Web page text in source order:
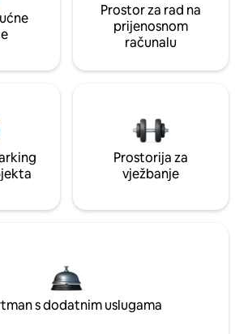
Prostor za rad na
prijenosnom
računalu
Prostorija za
vježbanje
s dodatnim uslugama